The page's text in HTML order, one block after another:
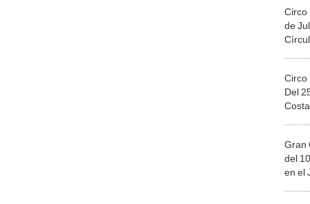
Circo
de
Circo
Del
Gran
del
en el